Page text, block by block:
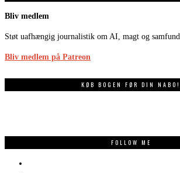
Bliv medlem
Støt uafhængig journalistik om AI, magt og samfund.
Bliv medlem på Patreon
KØB BOGEN FØR DIN NABO!
FOLLOW ME